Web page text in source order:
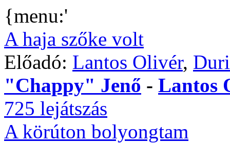
{menu:'
A haja szőke volt
Előadó: Lantos Olivér,
"Chappy" Jenő - Lantos
725 lejátszás
A körúton bolyongtam